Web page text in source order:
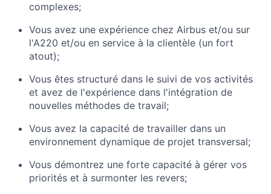
complexes;
Vous avez une expérience chez Airbus et/ou sur
l'A220 et/ou en service à la clientèle (un fort
atout);
Vous êtes structuré dans le suivi de vos activités
et avez de l'expérience dans l'intégration de
nouvelles méthodes de travail;
Vous avez la capacité de travailler dans un
environnement dynamique de projet transversal;
Vous démontrez une forte capacité à gérer vos
priorités et à surmonter les revers;